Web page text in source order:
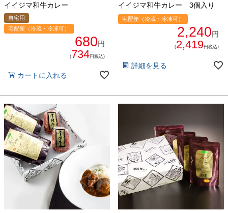
ご注文ガイド
イイジマとは
常陸牛とは？
ショップ一覧
マイページ
食べ方からから探す
すき焼き
BBQ
ハンバーグ
みそ漬け
イイジマ和牛カレー
自宅用
宅配便（冷蔵・冷凍可）
680円
(734円税込)
カートに入れる
イイジマ和牛カレー 3個入り
宅配便（冷蔵・冷凍可）
2,240円
(2,419円税込)
詳細を見る